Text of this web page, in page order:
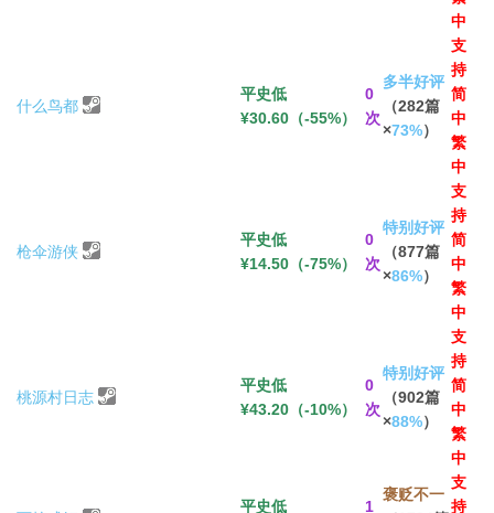
中
什么鸟都
平史低
¥30.60（-55%）
0
次
多半好评
（282篇
×73%）
支
持
简
中
繁
中
枪伞游侠
平史低
¥14.50（-75%）
0
次
特别好评
（877篇
×86%）
支
持
简
中
繁
中
桃源村日志
平史低
¥43.20（-10%）
0
次
特别好评
（902篇
×88%）
支
持
简
中
繁
中
平史低
1
褒贬不一
支
持